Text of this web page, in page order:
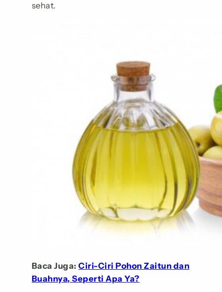
sehat.
Baca Juga:Ciri-Ciri Pohon Zaitun dan
Buahnya, Seperti Apa Ya?